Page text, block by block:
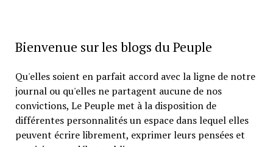
Bienvenue sur les blogs du Peuple
Qu'elles soient en parfait accord avec la ligne de notre
journal ou qu'elles ne partagent aucune de nos
convictions, Le Peuple met à la disposition de
différentes personnalités un espace dans lequel elles
peuvent écrire librement, exprimer leurs pensées et